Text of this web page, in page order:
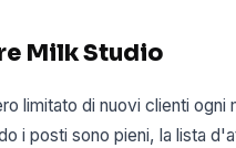
Milk Studio
limitato di nuovi clienti
i posti sono pieni, la lista